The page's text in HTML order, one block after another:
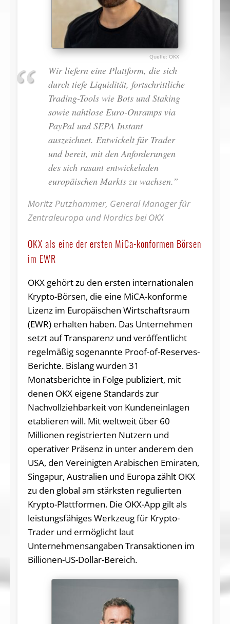
OKX
Wir liefern eine Plattform, die sich
durch tiefe Liquidität, fortschrittliche
Trading-Tools wie Bots und Staking
sowie nahtlose Euro-Onramps via
PayPal und SEPA Instant
auszeichnet. Entwickelt für Trader
und bereit, mit den Anforderungen
des sich rasant entwickelnden
europäischen Markts zu wachsen.”
Moritz Putzhammer, General Manager für
Zentraleuropa und Nordics bei OKX
OKX als eine der ersten MiCa-konformen Börsen
im EWR
OKX gehört zu den ersten internationalen
Krypto-Börsen, die eine MiCA-konforme
Lizenz im Europäischen Wirtschaftsraum
(EWR) erhalten haben. Das Unternehmen
setzt auf Transparenz und veröffentlicht
regelmäßig sogenannte Proof-of-Reserves-
Berichte. Bislang wurden 31
Monatsberichte in Folge publiziert, mit
denen OKX eigene Standards zur
Nachvollziehbarkeit von Kundeneinlagen
etablieren will. Mit weltweit über 60
Millionen registrierten Nutzern und
operativer Präsenz in unter anderem den
USA, den Vereinigten Arabischen Emiraten,
Singapur, Australien und Europa zählt OKX
zu den global am stärksten regulierten
Krypto-Plattformen. Die OKX-App gilt als
leistungsfähiges Werkzeug für Krypto-
Trader und ermöglicht laut
Unternehmensangaben Transaktionen im
Billionen-US-Dollar-Bereich.